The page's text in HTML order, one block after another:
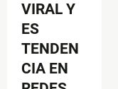
VIRAL Y
ES
TENDEN
CIA EN